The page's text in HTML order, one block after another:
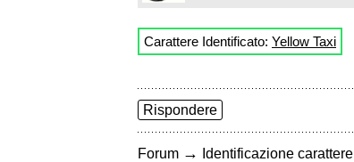
Carattere Identificato: Yellow Taxi
Rispondere
Forum → Identificazione carattere